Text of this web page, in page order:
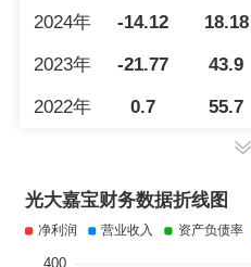
2024年 -14.12 18.18
2023年 -21.77 43.9
2022年 0.7 55.7